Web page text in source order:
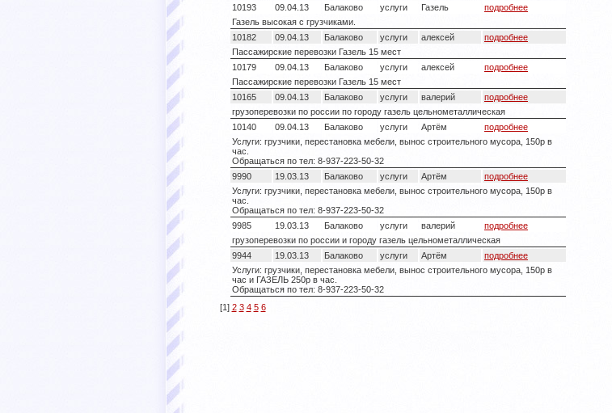
10193
09.04.13 Балаково услуги Газель
подробнее
Газель высокая с грузчиками.
10182
09.04.13 Балаково услуги алексей
подробнее
Пассажирские перевозки Газель 15 мест
10179
09.04.13 Балаково услуги алексей
подробнее
Пассажирские перевозки Газель 15 мест
10165
09.04.13 Балаково услуги валерий
подробнее
грузоперевозки по россии по городу газель цельнометаллическая
10140
09.04.13 Балаково услуги Артём
подробнее
Услуги: грузчики, перестановка мебели, вынос строительного мусора, 150р в
час.
Обращаться по тел: 8-937-223-50-32
9990
19.03.13 Балаково услуги Артём
подробнее
Услуги: грузчики, перестановка мебели, вынос строительного мусора, 150р в
час.
Обращаться по тел: 8-937-223-50-32
9985
19.03.13 Балаково услуги валерий
подробнее
грузоперевозки по россии и городу газель цельнометаллическая
9944
19.03.13 Балаково услуги Артём
подробнее
Услуги: грузчики, перестановка мебели, вынос строительного мусора, 150р в
час и ГАЗЕЛЬ 250р в час.
Обращаться по тел: 8-937-223-50-32
[1] 2 3 4 5 6